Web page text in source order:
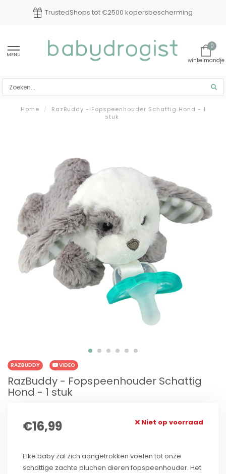
TrustedShops tot €2500 kopersbescherming
MENU
0
Home /
RazBuddy - Fopspeenhouder Schattig Hond - 1
stuk
RAZBUDDY VIDEO
RazBuddy - Fopspeenhouder Schattig
Hond - 1 stuk
€16,99 Niet op voorraad
Elke baby zal zich aangetrokken voelen tot onze
schattige zachte pluchen dieren fopspeenhouder. Het